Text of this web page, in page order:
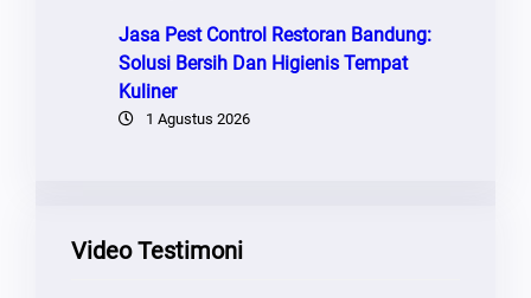
Jasa Pest Control Restoran Bandung:
Solusi Bersih Dan Higienis Tempat
Kuliner
1 Agustus 2026
Video Testimoni